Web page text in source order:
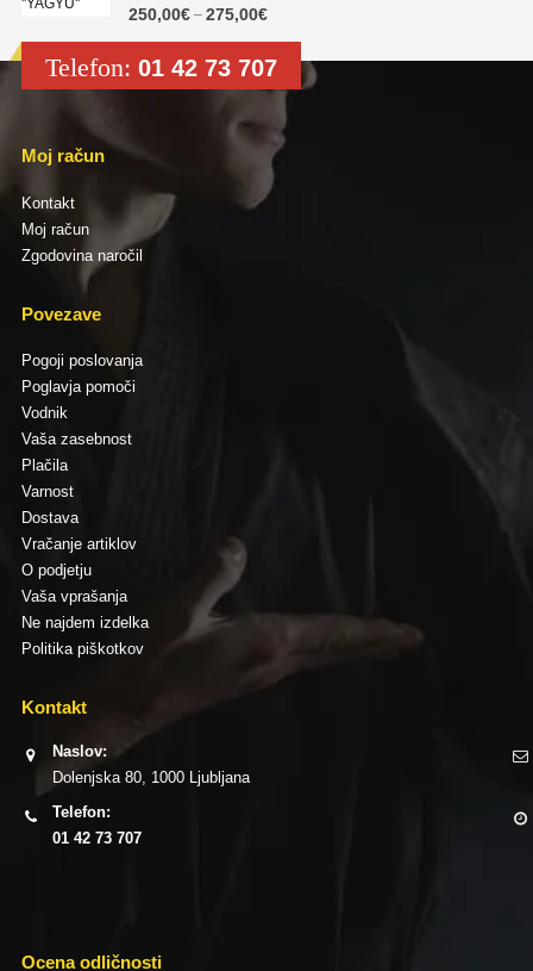
5.00 out of 5
250,00€ – 275,00€
Telefon: 01 42 73 707
Moj račun
Kontakt
Moj račun
Zgodovina naročil
Povezave
Pogoji poslovanja
Poglavja pomoči
Vodnik
Vaša zasebnost
Plačila
Varnost
Dostava
Vračanje artiklov
O podjetju
Vaša vprašanja
Ne najdem izdelka
Politika piškotkov
Kontakt
Naslov:
Dolenjska 80, 1000 Ljubljana
Telefon:
01 42 73 707
Ocena odličnosti